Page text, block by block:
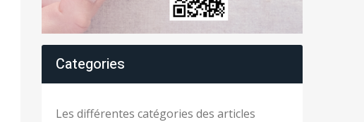
Categories
Les différentes catégories des articles